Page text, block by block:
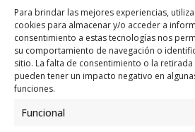
Para brindar las mejores experiencias,
cookies para almacenar y/o acceder a
consentimiento a estas tecnologías nos
su comportamiento de navegación o
sitio. La falta de consentimiento o la
pueden tener un impacto negativo en
funciones.
Funcional
Privacy Policy
Cookie Policy Imprint
Whistleblowing
Lithos S.r.l.
El proyecto/intervención "Promoción de la transición
Medida - BONO DE DIGITALIZACIÓN PYME fue creado